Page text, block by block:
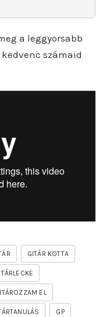
a leggyorsabb
számaid
GITÁR KOTTA
EL
GP